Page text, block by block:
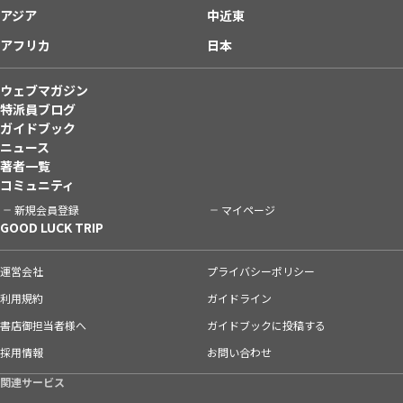
アジア
中近東
アフリカ
日本
ウェブマガジン
特派員ブログ
ガイドブック
ニュース
著者一覧
コミュニティ
新規会員登録 マイページ
GOOD LUCK TRIP
運営会社
プライバシーポリシー
利用規約
ガイドライン
書店御担当者様へ
ガイドブックに投稿する
採用情報
お問い合わせ
関連サービス